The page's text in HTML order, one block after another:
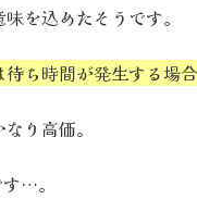
を込めたそうです。
ち時間が発生する場合
り高価。
…。